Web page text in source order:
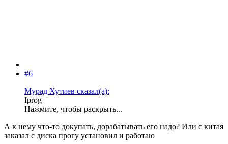
#6
Мурад Хутиев сказал(а):
Iprog
Нажмите, чтобы раскрыть...
А к нему что-то докупать, дорабатывать его надо? Или с китая
заказал с диска прогу установил и работаю